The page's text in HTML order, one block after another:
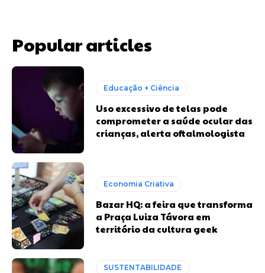
Popular articles
Educação + Ciência
Uso excessivo de telas pode
comprometer a saúde ocular das
crianças, alerta oftalmologista
Economia Criativa
Bazar HQ: a feira que transforma
a Praça Luiza Távora em
território da cultura geek
SUSTENTABILIDADE